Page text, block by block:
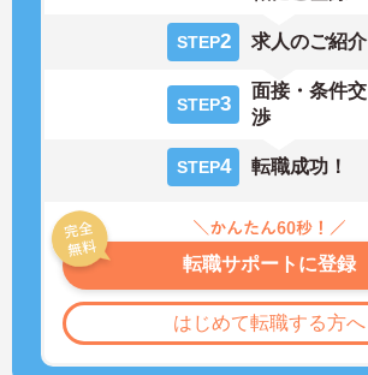
STEP2 求人のご紹介
STEP3
面接・条件交
渉
STEP4 転職成功！
転職サポートに登録
はじめて転職する方へ